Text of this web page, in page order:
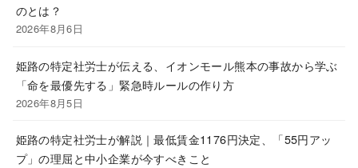
のとは？
2026年8月6日
姫路の特定社労士が伝える、イオンモール熊本の事故から学ぶ
「命を最優先する」緊急時ルールの作り方
2026年8月5日
姫路の特定社労士が解説｜最低賃金1176円決定、「55円アッ
プ」の理屈と中小企業が今すべきこと